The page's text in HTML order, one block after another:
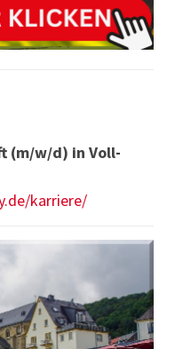
(m/w/d) in Voll-
karriere/